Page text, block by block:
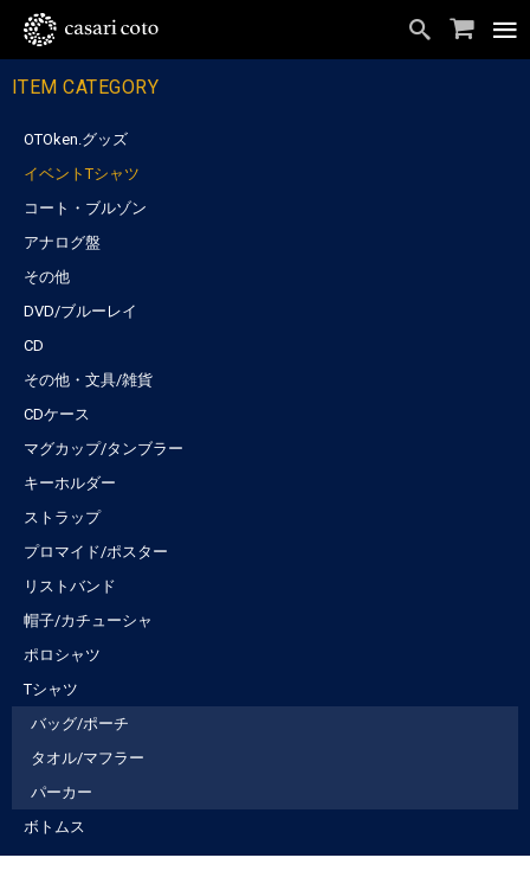
ITEM CATEGORY
OTOken.グッズ
イベントTシャツ
コート・ブルゾン
アナログ盤
その他
DVD/ブルーレイ
CD
その他・文具/雑貨
CDケース
マグカップ/タンブラー
キーホルダー
ストラップ
プロマイド/ポスター
リストバンド
帽子/カチューシャ
ポロシャツ
Tシャツ
バッグ/ポーチ
タオル/マフラー
パーカー
ボトムス